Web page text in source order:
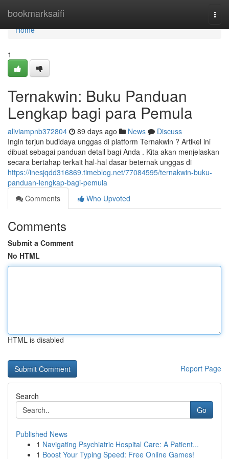
bookmarksaifi
Home
Home
1
Ternakwin: Buku Panduan
Lengkap bagi para Pemula
aliviampnb372804 89 days ago News
Discuss
Ingin terjun budidaya unggas di platform Ternakwin ? Artikel ini
dibuat sebagai panduan detail bagi Anda . Kita akan menjelaskan
secara bertahap terkait hal-hal dasar beternak unggas di
https://inesjqdd316869.timeblog.net/77084595/ternakwin-buku-
panduan-lengkap-bagi-pemula
Comments
Who Upvoted
Comments
Submit a Comment
No HTML
HTML is disabled
Report Page
Search
Go
Published News
1 Navigating Psychiatric Hospital Care: A Patient...
1 Boost Your Typing Speed: Free Online Games!